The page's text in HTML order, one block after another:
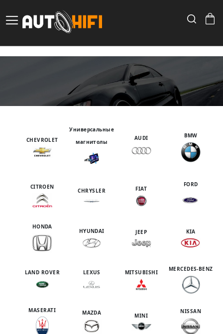
Skip
to
CHEVROLET
Универсальные
магнитолы
AUDI BMW
CITROEN
CHRYSLER FIAT
FORD
HONDA
HYUNDAI JEEP KIA
LAND ROVER LEXUS MITSUBISHI
MERCEDES-BENZ
MASERATI MAZDA MINI
NISSAN